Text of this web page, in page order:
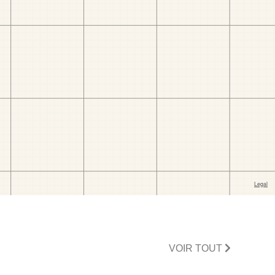
VOIR TOUT